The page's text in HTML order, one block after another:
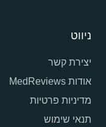
ניווט
יצירת קשר
אודות MedReviews
מדיניות פרטיות
תנאי שימוש